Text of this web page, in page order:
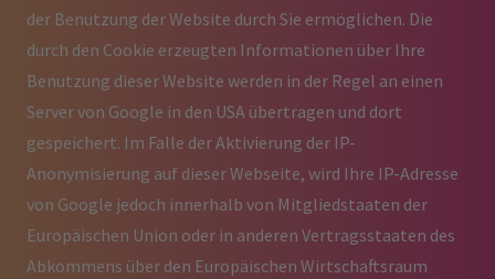
der Benutzung der Website durch Sie ermöglichen. Die
durch den Cookie erzeugten Informationen über Ihre
Benutzung dieser Website werden in der Regel an einen
Server von Google in den USA übertragen und dort
gespeichert. Im Falle der Aktivierung der IP-
Anonymisierung auf dieser Webseite, wird Ihre IP-Adresse
von Google jedoch innerhalb von Mitgliedstaaten der
Europäischen Union oder in anderen Vertragsstaaten des
Abkommens über den Europäischen Wirtschaftsraum